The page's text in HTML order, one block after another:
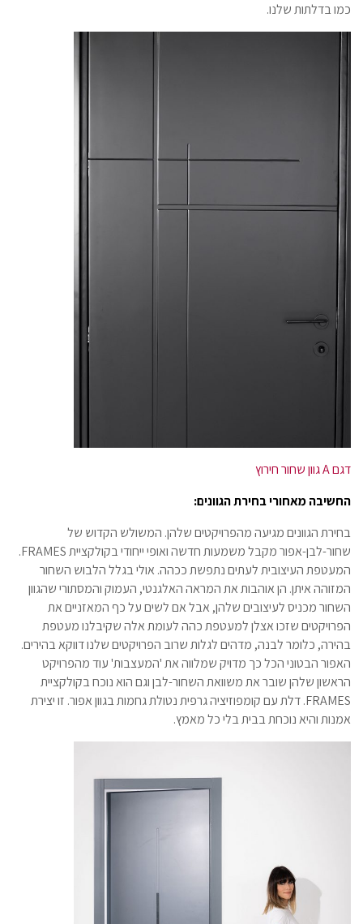
כמו בדלתות שלנו.
דגם A גוון שחור חירוץ
החשיבה מאחורי בחירת הגוונים:
בחירת הגוונים מגיעה מהפרויקטים שלהן. המשולש הקדוש של
שחור-לבן-אפור מקבל משמעות חדשה ואופי ייחודי בקולקציית FRAMES.
המעטפת העיצובית לעתים נתפשת ככהה. אולי בגלל הלבוש השחור
המזוהה איתן. הן אוהבות את המראה האלגנטי, העמוק והמסתורי שהגוון
השחור מכניס לעיצובים שלהן, אבל אם לשים על כף המאזניים את
הפרויקטים שזכו אצלן למעטפת כהה לעומת אלה שקיבלנו מעטפת
בהירה, כלומר לבנה, מדהים לגלות שרוב הפרויקטים שלנו דווקא בהירים.
האפור הבטוני הכל כך מדויק שמלווה את 'המעצבות' עוד מהפרויקט
הראשון שלהן שובר את משוואת השחור-לבן וגם הוא נוכח בקולקציית
FRAMES. דלת עם קומפוזיציה גרפית נטולת גחמות בגוון אפור. זו יצירת
אמנות והיא נוכחת בבית בלי כל מאמץ.